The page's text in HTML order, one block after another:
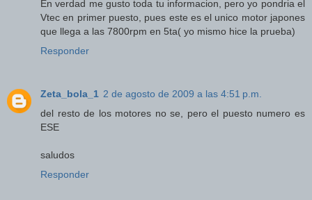
En verdad me gusto toda tu informacion, pero yo pondria el
Vtec en primer puesto, pues este es el unico motor japones
que llega a las 7800rpm en 5ta( yo mismo hice la prueba)
Responder
Zeta_bola_1 2 de agosto de 2009 a las 4:51 p.m.
del resto de los motores no se, pero el puesto numero es
ESE
saludos
Responder